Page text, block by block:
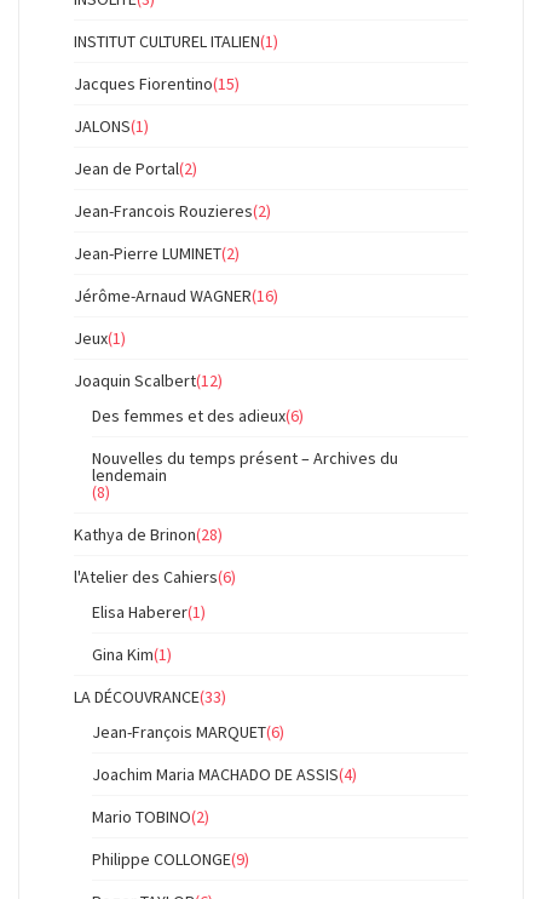
INSTITUT CULTUREL ITALIEN(1)
Jacques Fiorentino(15)
JALONS(1)
Jean de Portal(2)
Jean-Francois Rouzieres(2)
Jean-Pierre LUMINET(2)
Jérôme-Arnaud WAGNER(16)
Jeux(1)
Joaquin Scalbert(12)
Des femmes et des adieux(6)
Nouvelles du temps présent – Archives du
lendemain
(8)
Kathya de Brinon(28)
l'Atelier des Cahiers(6)
Elisa Haberer(1)
Gina Kim(1)
LA DÉCOUVRANCE(33)
Jean-François MARQUET(6)
Joachim Maria MACHADO DE ASSIS(4)
Mario TOBINO(2)
Philippe COLLONGE(9)